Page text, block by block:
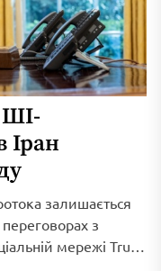
ШІ-
Іран
залишається
з
мережі Truth